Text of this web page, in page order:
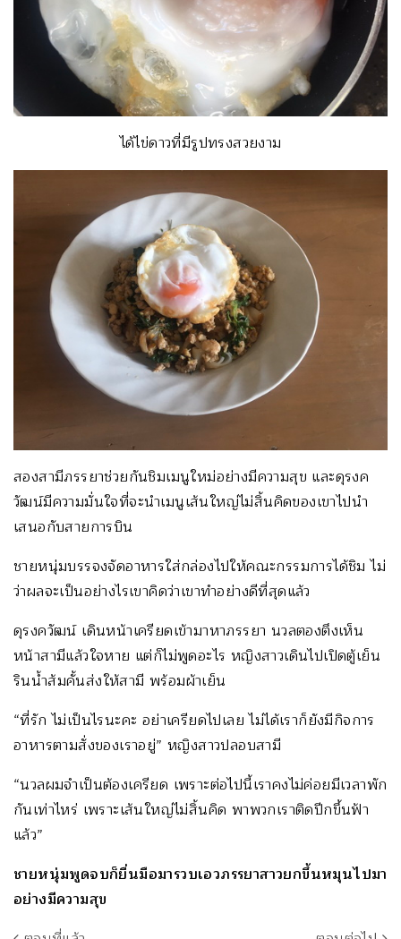
ได้ไข่ดาวที่มีรูปทรงสวยงาม
สองสามีภรรยาช่วยกันชิมเมนูใหม่อย่างมีความสุข และดุรงค
วัฒน์มีความมั่นใจที่จะนำเมนูเส้นใหญ่ไม่สิ้นคิดของเขาไปนำ
เสนอกับสายการบิน
ชายหนุ่มบรรจงจัดอาหารใส่กล่องไปให้คณะกรรมการได้ชิม ไม่
ว่าผลจะเป็นอย่างไรเขาคิดว่าเขาทำอย่างดีที่สุดแล้ว
ดุรงควัฒน์ เดินหน้าเครียดเข้ามาหาภรรยา นวลตองตึงเห็น
หน้าสามีแล้วใจหาย แต่ก็ไม่พูดอะไร หญิงสาวเดินไปเปิดตู้เย็น
รินน้ำส้มคั้นส่งให้สามี พร้อมผ้าเย็น
“ที่รัก ไม่เป็นไรนะคะ อย่าเครียดไปเลย ไม่ได้เราก็ยังมีกิจการ
อาหารตามสั่งของเราอยู่” หญิงสาวปลอบสามี
“นวลผมจำเป็นต้องเครียด เพราะต่อไปนี้เราคงไม่ค่อยมีเวลาพัก
กันเท่าไหร่ เพราะเส้นใหญ่ไม่สิ้นคิด พาพวกเราติดปีกขึ้นฟ้า
แล้ว”
ชายหนุ่มพูดจบก็ยื่นมือมารวบเอวภรรยาสาวยกขึ้นหมุนไปมา
อย่างมีความสุข